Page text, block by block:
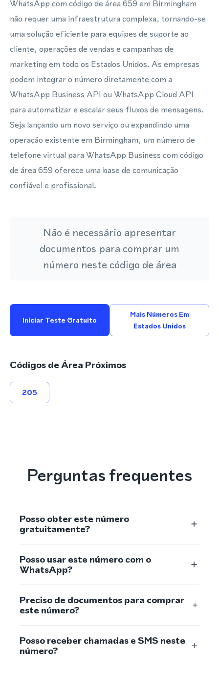
WhatsApp com código de área 659 em Birmingham
não requer uma infraestrutura complexa, tornando-se
uma solução eficiente para equipes de suporte ao
cliente, operações de vendas e campanhas de
marketing em todo os Estados Unidos. As empresas
podem integrar o número diretamente com a
WhatsApp Business API ou WhatsApp Cloud API
para automatizar e escalar seus fluxos de mensagens.
Seja lançando um novo serviço ou expandindo uma
operação existente em Birmingham, um número de
telefone virtual para WhatsApp Business com código
de área 659 oferece uma base de comunicação
confiável e profissional.
Não é necessário apresentar
documentos para comprar um
número neste código de área
Iniciar Teste Gratuito
Mais Números Em
Estados Unidos
Códigos de Área Próximos
205
Perguntas frequentes
Posso obter este número
gratuitamente?
Posso usar este número com o
WhatsApp?
Preciso de documentos para comprar
este número?
Posso receber chamadas e SMS neste
número?